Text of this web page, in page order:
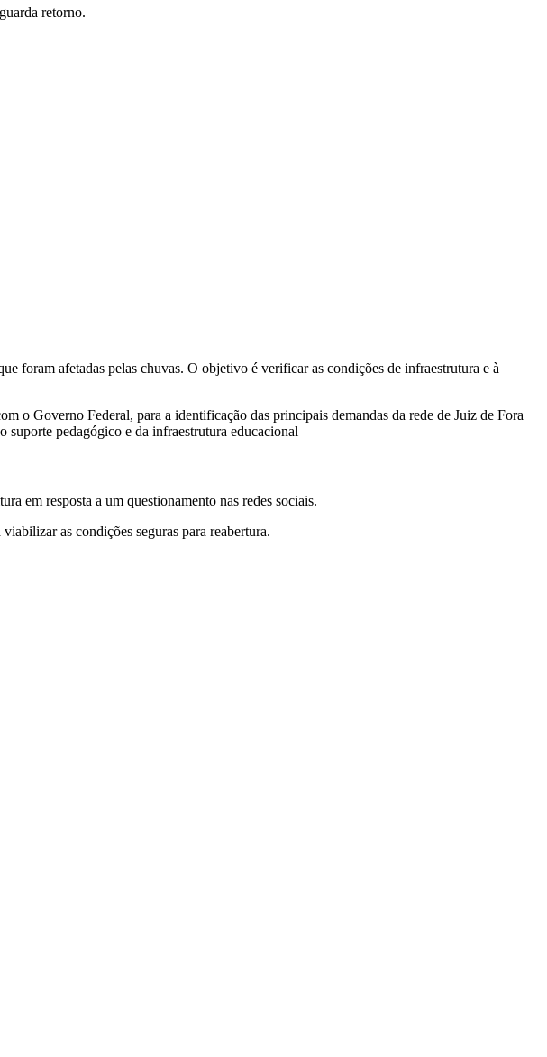
retorno.
foram afetadas pelas chuvas. O objetivo é verificar as condições de infraestrutura e à
o Governo Federal, para a identificação das principais demandas da rede de Juiz de Fora
suporte pedagógico e da infraestrutura educacional
em resposta a um questionamento nas redes sociais.
as condições seguras para reabertura.